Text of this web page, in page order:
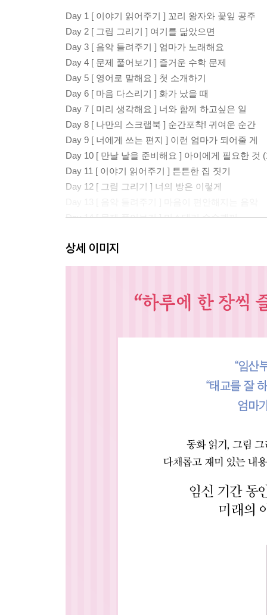
Day 1 [ 이야기 읽어주기 ] 꼬리 왕자와 꽃잎 공주
Day 2 [ 그림 그리기 ] 여기를 닮았으면
Day 3 [ 음악 들려주기 ] 엄마가 노래해요
Day 4 [ 문제 풀어보기 ] 즐거운 수학 문제
Day 5 [ 영어로 말해요 ] 첫 소개하기
Day 6 [ 마음 다스리기 ] 화가 났을 때
Day 7 [ 미리 생각해요 ] 너와 함께 하고싶은 일
Day 8 [ 나만의 스크랩북 ] 순간포착! 귀여운 순간
Day 9 [ 너에게 쓰는 편지 ] 이런 엄마가 되어줄 게
Day 10 [ 만날 날을 준비해요 ] 아이에게 필요한 것
Day 11 [ 이야기 읽어주기 ] 튼튼한 집 짓기
Day 12 [ 그림 그리기 ] 너의 방은 이렇게
Day 14 [ 문제 풀어보기 ] 미스테리 수수께끼
Day 16 [ 마음 다스리기 ] 임신으로 인한 변화로 우
Day 17 [ 미리 생각해요 ] 네가 학교에 간다면
Day 19 [ 너에게 쓰는 편지 ] 5살의 너에게
Day 20 [ 만날 날을 준비해요 ] 아이에게 필요한 것
Day 25 [ 영어로 말해요 ] 엄마가 어릴 때
Day 26 [ 마음 다스리기 ] 임신 증상으로 불안한 마
Day 29 [ 너에게 쓰는 편지 ] 10살의 너에게
Day 30 [ 만날 날을 준비해요 ] 아이에게 필요한 것
Day 32 [ 그림 그리기 ] 너의 태몽은
Day 33 [ 음악 들려주기 ] 요즘 유행하는 음악
상세 이미지